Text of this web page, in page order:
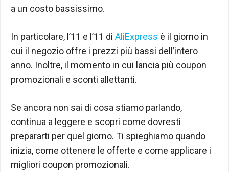
a un costo bassissimo.
In particolare, l’11 e l’11 di AliExpress è il giorno in
cui il negozio offre i prezzi più bassi dell’intero
anno. Inoltre, il momento in cui lancia più coupon
promozionali e sconti allettanti.
Se ancora non sai di cosa stiamo parlando,
continua a leggere e scopri come dovresti
prepararti per quel giorno. Ti spieghiamo quando
inizia, come ottenere le offerte e come applicare i
migliori coupon promozionali.